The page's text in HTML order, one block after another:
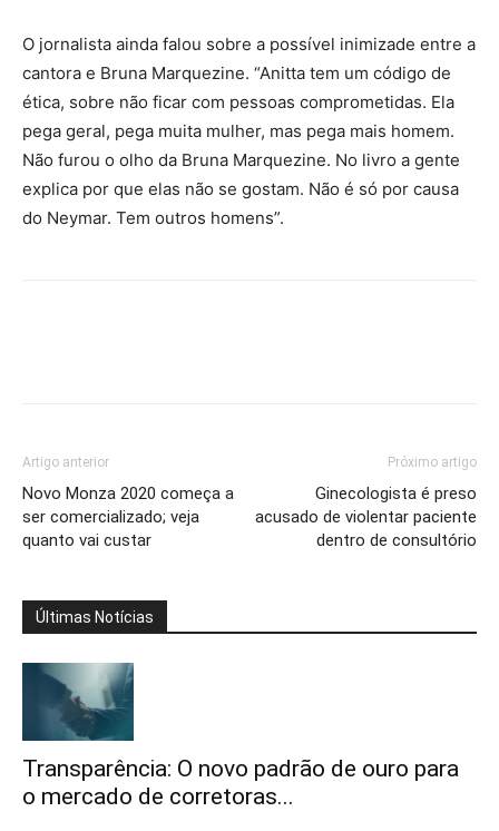
O jornalista ainda falou sobre a possível inimizade entre a
cantora e Bruna Marquezine. “Anitta tem um código de
ética, sobre não ficar com pessoas comprometidas. Ela
pega geral, pega muita mulher, mas pega mais homem.
Não furou o olho da Bruna Marquezine. No livro a gente
explica por que elas não se gostam. Não é só por causa
do Neymar. Tem outros homens”.
Artigo anterior
Novo Monza 2020 começa a
ser comercializado; veja
quanto vai custar
Próximo artigo
Ginecologista é preso
acusado de violentar paciente
dentro de consultório
Últimas Notícias
Transparência: O novo padrão de ouro para
o mercado de corretoras...